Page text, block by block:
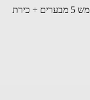
גריל גז Rogue XT 625SIB מבית Napoleon – חמש 5 מבערים + כירת